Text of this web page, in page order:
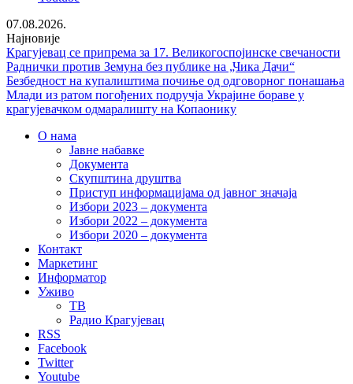
07.08.2026.
Најновије
Крагујевац се припрема за 17. Великогоспојинске свечаности
Раднички против Земуна без публике на „Чика Дачи“
Безбедност на купалиштима почиње од одговорног понашања
Млади из ратом погођених подручја Украјине бораве у
крагујевачком одмаралишту на Копаонику
О нама
Јавне набавке
Документа
Скупштина друштва
Приступ информацијама од јавног значаја
Избори 2023 – документа
Избори 2022 – документа
Избори 2020 – документа
Контакт
Маркетинг
Информатор
Уживо
ТВ
Радио Крагујевац
RSS
Facebook
Twitter
Youtube